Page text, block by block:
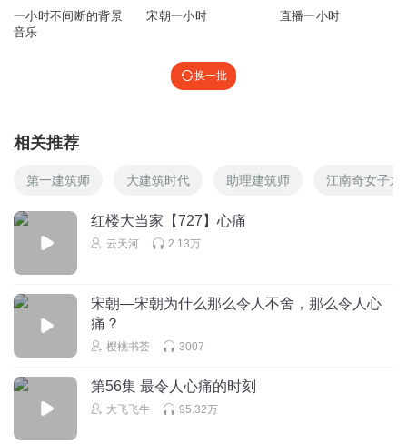
一小时不间断的背景
音乐
宋朝一小时 直播一小时
换一批
相关推荐
第一建筑师 大建筑时代 助理建筑师 江南奇女子之
红楼大当家【727】心痛
云天河 2.13万
宋朝—宋朝为什么那么令人不舍，那么令人心
痛？
樱桃书荟 3007
第56集 最令人心痛的时刻
大飞飞牛 95.32万